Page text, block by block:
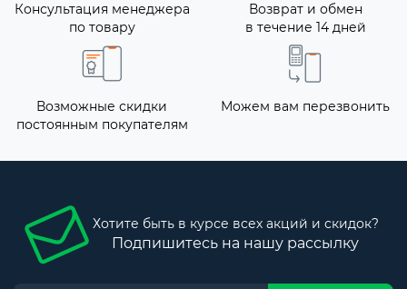
Консультация менеджера
по товару
Возврат и обмен
в течение 14 дней
Возможные скидки
постоянным покупателям
Можем вам перезвонить
Хотите быть в курсе всех акций и скидок?
Подпишитесь на нашу рассылку